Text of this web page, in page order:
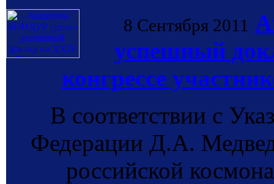
8 Сентября 2011
успешный
конгрессе
В соответствии с
Федерации Д.А.
российской